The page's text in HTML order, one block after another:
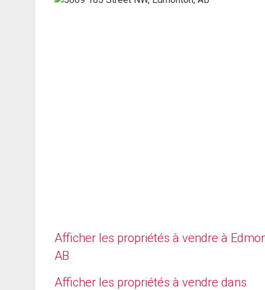
Afficher les propriétés à vendre à
AB
Afficher les propriétés à vendre dans